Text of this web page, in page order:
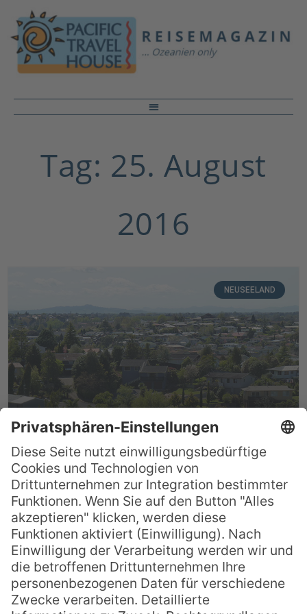
Tag: 25. August
2016
NEUSEELAND
Hamilton und seine
Sehenswürdigkeiten
„Herr der Ringe-Fans“ ist Hamilton und
vor allem die Region Waikato ganz sicher
ein Begriff, wurde hier doch extra für den
Film das kleine Dorf Hobbiton errichtet –
ein absolutes Must-See. Doch auch für